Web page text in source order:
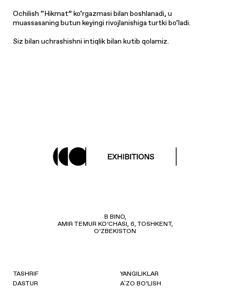
Ochilish “Hikmat” ko‘rgazmasi bilan boshlanadi, u
muassasaning butun keyingi rivojlanishiga turtki bo‘ladi.
Siz bilan uchrashishni intiqlik bilan kutib qolamiz.
B BINO,
AMIR TEMUR KO‘CHASI, 6, TOSHKENT,
O‘ZBEKISTON
TASHRIF
DASTUR
YANGILIKLAR
AʼZO BO‘LISH